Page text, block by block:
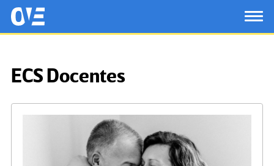
Saltar al contenido principal
OtrasVocesenEducacion.org
ECS Docentes